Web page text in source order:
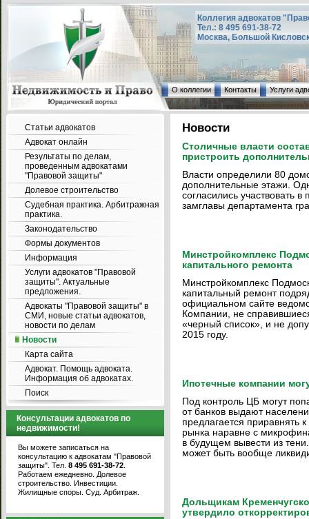
Коллегия адвокатов
Тел.: 8 495 691-38-72
Москва, Большой
О коллегии Контакты Услуги
Статьи адвокатов
Адвокат онлайн
Результаты по делам,
проведенным адвокатами
"Правовой защиты"
Долевое строительство
Судебная практика. Арбитражная
практика.
Законодательство
Формы документов
Информация
Услуги адвокатов "Правовой
защиты". Актуальные
предложения.
Адвокаты "Правовой защиты" в
СМИ, новые статьи адвокатов,
новости по делам
Новости
Карта сайта
Адвокат. Помощь адвоката.
Информация об адвокатах.
Поиск
Консультации адвокатов по
недвижимости!
Вы можете записаться на
консультацию к адвокатам "Правовой
защиты". Тел. 8 495 691-38-72
Работаем ежедневно. Долевое
строительство. Инвестиции.
Жилищные споры. Суд. Арбитраж.
Новости
Столичные власти
пристроить
Власти определили 80
дополнительные этажи.
согласились участвовать
замглавы департамента
Минстройкомплекс
капитального ремонта
Минстройкомплекс
капитальный ремонт
официальном сайте
Компании, не
«черный список», и не
2015 году.
Ипотечные компании
Под контроль ЦБ могут
от банков выдают
предлагается приравнять
рынка наравне с
в будущем вывести из
может быть вообще
Дольщикам
утвердило